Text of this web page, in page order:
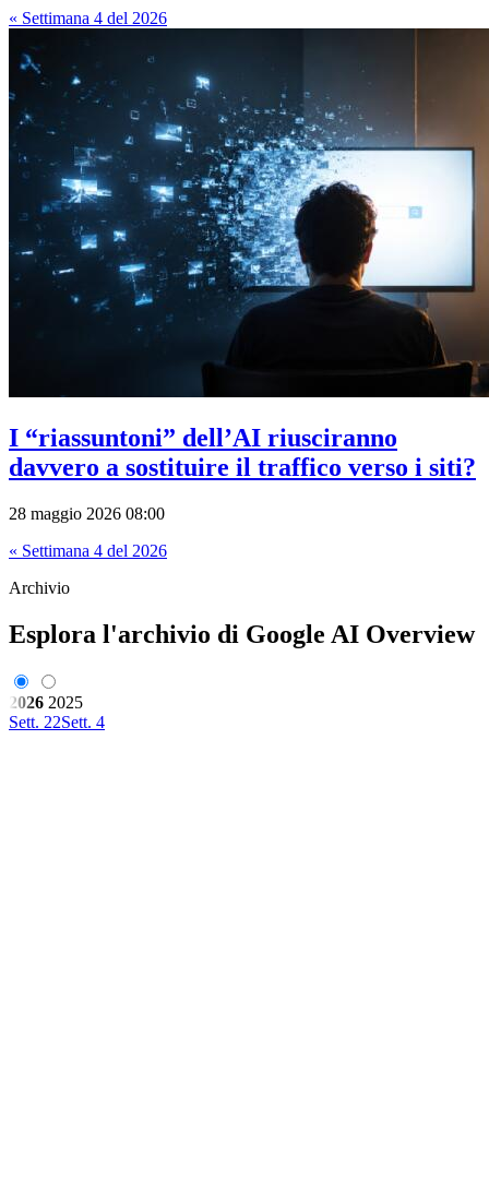
« Settimana 4 del 2026
I “riassuntoni” dell’AI riusciranno
davvero a sostituire il traffico verso i siti?
28 maggio 2026 08:00
« Settimana 4 del 2026
Archivio
Esplora l'archivio di Google AI Overview
2026 2025
Sett. 22Sett. 4